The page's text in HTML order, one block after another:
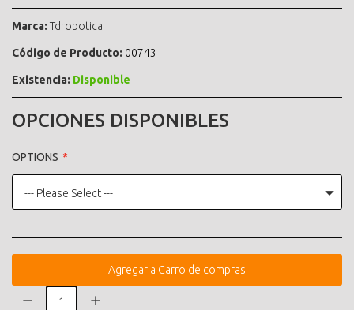
Marca: Tdrobotica
Código de Producto: 00743
Existencia: Disponible
OPCIONES DISPONIBLES
OPTIONS
--- Please Select ---
Agregar a Carro de compras